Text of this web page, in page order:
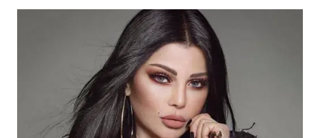
cuidado com água quente e pode deformar algumas
esponjas. Já o micro-ondas costuma ser citado
como método rápido, porém só deve ser usado
com esponja úmida e sem partes
metálicas
O sal é mais simples e menos agressivo porque não
depende de calor, não exige panela e pode entrar